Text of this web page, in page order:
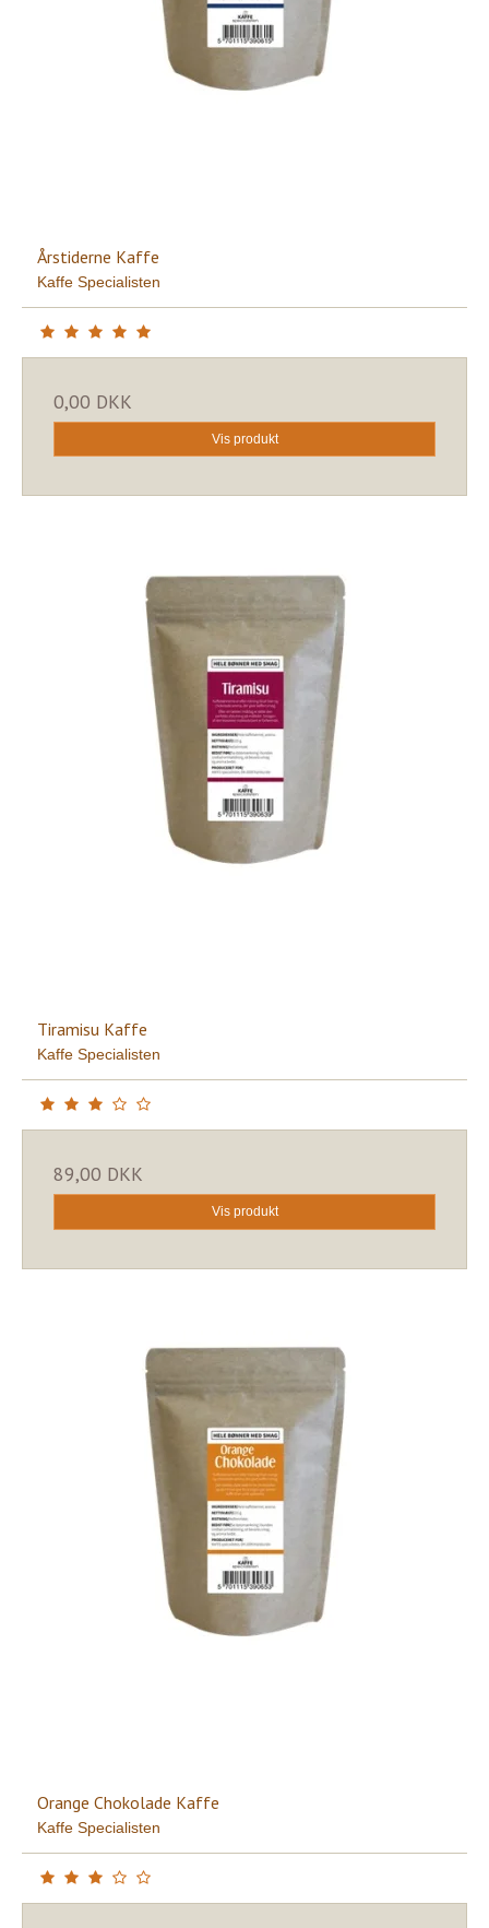
Årstiderne Kaffe
Kaffe Specialisten
0,00 DKK
Vis produkt
Tiramisu Kaffe
Kaffe Specialisten
89,00 DKK
Vis produkt
Orange Chokolade Kaffe
Kaffe Specialisten